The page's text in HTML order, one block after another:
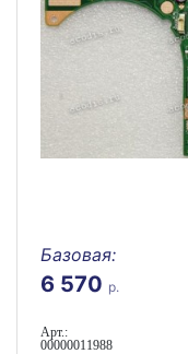
Базовая:
6 570 р.
Арт.:
00000011988